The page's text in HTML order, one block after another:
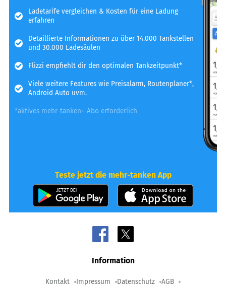
Ladetarife vergleichen & Kosten für eine Ladung
erfahren
Detaillierte Informationen zu über 14.000 Tankstellen
und 30.000 Ladesäulen
Flizzi empfiehlt dir den optimalen Tankzeitpunkt*
Viele weitere Features wie Preisalarm, Routenplaner*,
Android Auto uvm.
*aktives mehr-tanken+ Abo erforderlich
Teste jetzt die mehr-tanken App
Information
Kontakt Impressum Datenschutz AGB